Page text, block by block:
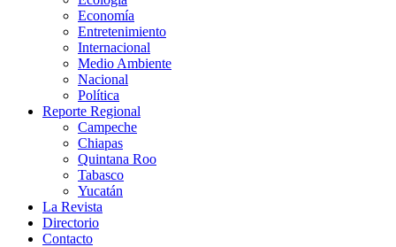
Economía
Entretenimiento
Internacional
Medio Ambiente
Nacional
Política
Reporte Regional
Campeche
Chiapas
Quintana Roo
Tabasco
Yucatán
La Revista
Directorio
Contacto